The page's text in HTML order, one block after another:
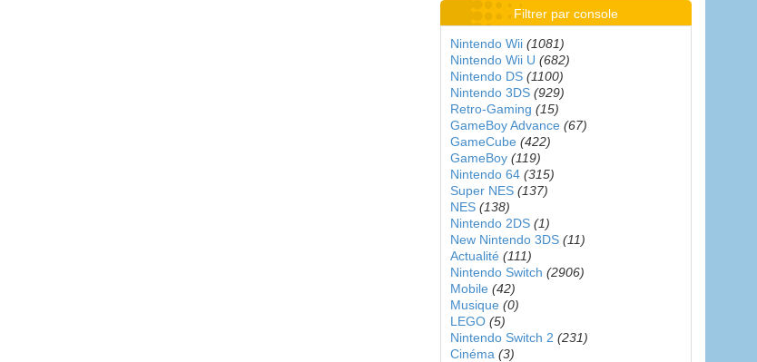
Filtrer par console
Nintendo Wii (1081)
Nintendo Wii U (682)
Nintendo DS (1100)
Nintendo 3DS (929)
Retro-Gaming (15)
GameBoy Advance (67)
GameCube (422)
GameBoy (119)
Nintendo 64 (315)
Super NES (137)
NES (138)
Nintendo 2DS (1)
New Nintendo 3DS (11)
Actualité (111)
Nintendo Switch (2906)
Mobile (42)
Musique (0)
LEGO (5)
Nintendo Switch 2 (231)
Cinéma (3)